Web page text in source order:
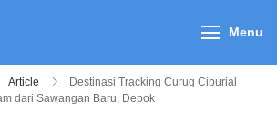
Menu
Article
Destinasi Tracking Curug Ciburial
dari Sawangan Baru, Depok